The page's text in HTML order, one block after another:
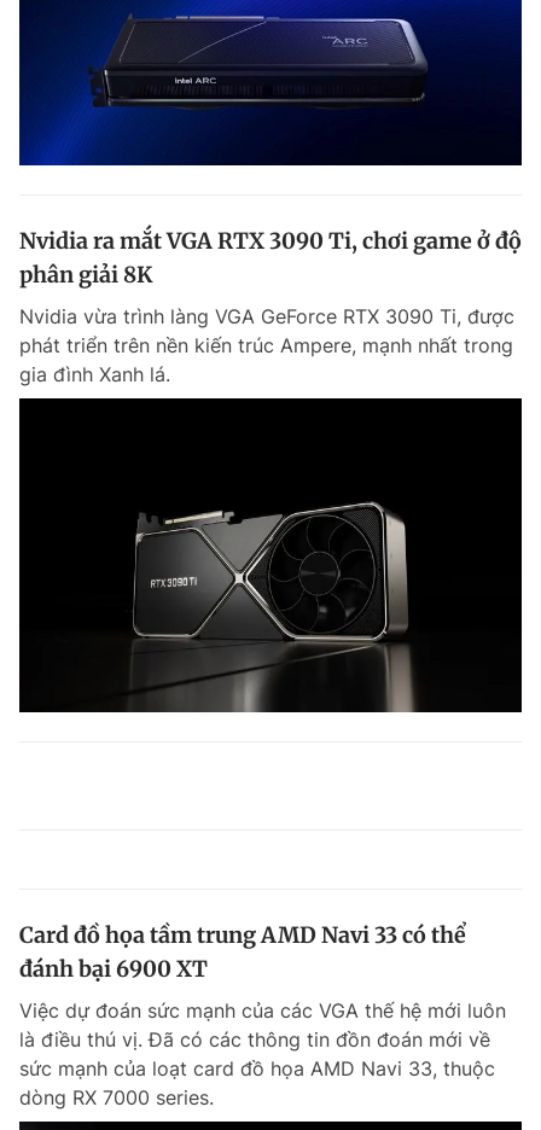
Nvidia ra mắt VGA RTX 3090 Ti, chơi game ở độ
phân giải 8K
Nvidia vừa trình làng VGA GeForce RTX 3090 Ti, được
phát triển trên nền kiến trúc Ampere, mạnh nhất trong
gia đình Xanh lá.
Card đồ họa tầm trung AMD Navi 33 có thể
đánh bại 6900 XT
Việc dự đoán sức mạnh của các VGA thế hệ mới luôn
là điều thú vị. Đã có các thông tin đồn đoán mới về
sức mạnh của loạt card đồ họa AMD Navi 33, thuộc
dòng RX 7000 series.